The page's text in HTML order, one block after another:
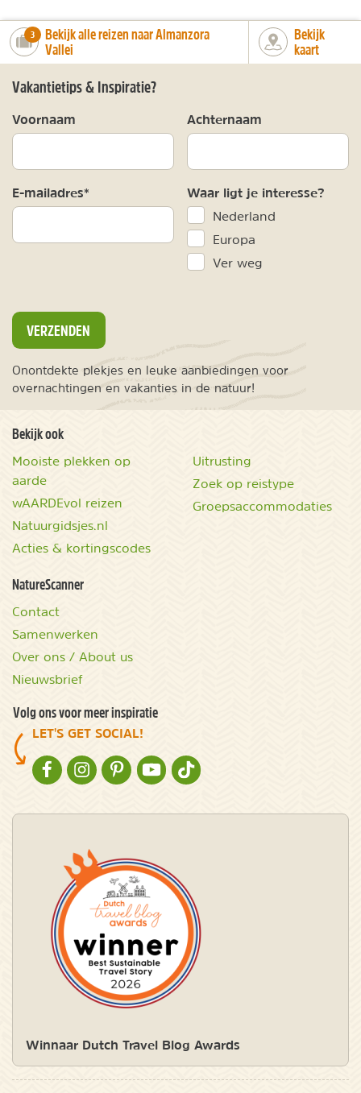
number_of_trips:
3
Bekijk alle reizen naar Almanzora
Vallei
Bekijk
kaart
Vakantietips & Inspiratie?
Voornaam Achternaam
E-mailadres* Waar ligt je interesse?
Nederland
Europa
Ver weg
VERZENDEN
Onontdekte plekjes en leuke aanbiedingen voor
overnachtingen en vakanties in de natuur!
Bekijk ook
Mooiste plekken op
aarde
wAARDEvol reizen
Natuurgidsjes.nl
Acties & kortingscodes
Uitrusting
Zoek op reistype
Groepsaccommodaties
NatureScanner
Contact
Samenwerken
Over ons / About us
Nieuwsbrief
Volg ons voor meer inspiratie
LET'S GET SOCIAL!
NATURESCANNER OP FACEBOOK
NATURESCANNER OP INSTAGRAM
NATURESCANNER OP PINTEREST
NATURESCANNER OP YOUTUBE
NATURESCANNER OP TIKTOK
Winnaar Dutch Travel Blog Awards